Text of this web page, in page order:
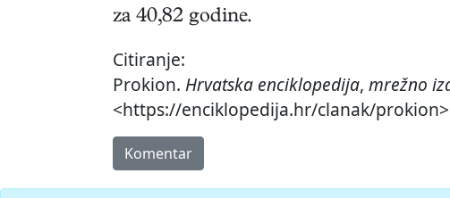
za 40,82 godine.
Citiranje:
Prokion. Hrvatska enciklopedija, mrežno
<https://enciklopedija.hr/clanak/
Komentar